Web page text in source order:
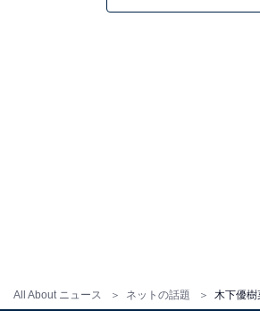
All About ニュース ネットの話題